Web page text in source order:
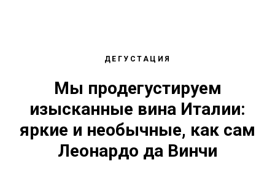
ДЕГУСТАЦИЯ
Мы продегустируем
изысканные вина Италии:
яркие и необычные, как сам
Леонардо да Винчи